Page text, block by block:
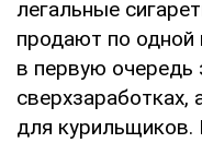
легальные
продают по одной
в первую очередь
для курильщиков.